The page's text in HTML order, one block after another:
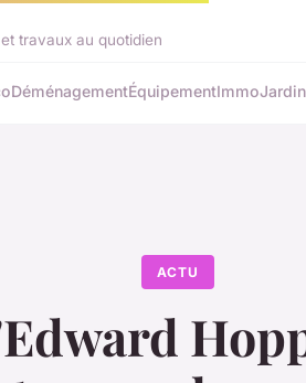
travaux au quotidien
DéménagementÉquipementImmoJardin
ACTU